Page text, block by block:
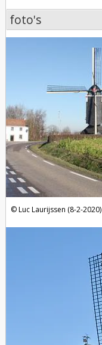
foto's
Luc Laurijssen (8-2-2020)